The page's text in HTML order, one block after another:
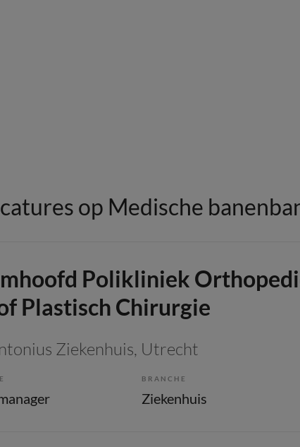
op Medische
Polikliniek
Plastisch Chirurgie
Ziekenhuis, Utrecht
BRANCHE
Ziekenhuis